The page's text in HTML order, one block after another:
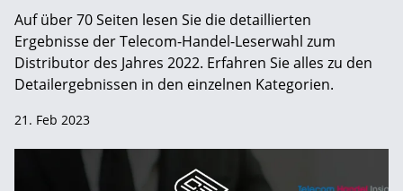
Auf über 70 Seiten lesen Sie die detaillierten
Ergebnisse der Telecom-Handel-Leserwahl zum
Distributor des Jahres 2022. Erfahren Sie alles zu den
Detailergebnissen in den einzelnen Kategorien.
21. Feb 2023